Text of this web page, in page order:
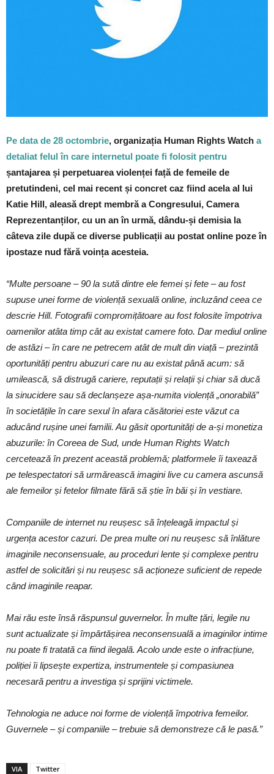
Pe data de 28 octombrie, organizația Human Rights Watch a
detaliat felul în care internetul poate fi folosit pentru
șantajarea și perpetuarea violenței față de femeile de
pretutindeni, cel mai recent și concret caz fiind acela al lui
Katie Hill, aleasă drept membră a Congresului, Camera
Reprezentanților, cu un an în urmă, dându-și demisia la
câteva zile după ce diverse publicații au postat online poze în
ipostaze nud fără voința acesteia.
“Multe persoane – 90 la sută dintre ele femei și fete – au fost
supuse unei forme de violență sexuală online, incluzând ceea ce
descrie Hill. Fotografii compromițătoare au fost folosite împotriva
oamenilor atâta timp cât au existat camere foto. Dar mediul online
de astăzi – în care ne petrecem atât de mult din viață – prezintă
oportunități pentru abuzuri care nu au existat până acum: să
umilească, să distrugă cariere, reputații și relații și chiar să ducă
la sinucidere sau să declanșeze așa-numita violență „onorabilă”
în societățile în care sexul în afara căsătoriei este văzut ca
aducând rușine unei familii. Au găsit oportunități de a-și monetiza
abuzurile: în Coreea de Sud, unde Human Rights Watch
cercetează în prezent această problemă; platformele îi taxează
pe telespectatori să urmărească imagini live cu camera ascunsă
ale femeilor și fetelor filmate fără să știe în băi și în vestiare.
Companiile de internet nu reușesc să înțeleagă impactul și
urgența acestor cazuri. De prea multe ori nu reușesc să înlăture
imaginile neconsensuale, au proceduri lente și complexe pentru
astfel de solicitări și nu reușesc să acționeze suficient de repede
când imaginile reapar.
Mai rău este însă răspunsul guvernelor. În multe țări, legile nu
sunt actualizate și împărtășirea neconsensuală a imaginilor intime
nu poate fi tratată ca fiind ilegală. Acolo unde este o infracțiune,
poliției îi lipsește expertiza, instrumentele și compasiunea
necesară pentru a investiga și sprijini victimele.
Tehnologia ne aduce noi forme de violență împotriva femeilor.
Guvernele – și companiile – trebuie să demonstreze că le pasă.”
VIA
Twitter